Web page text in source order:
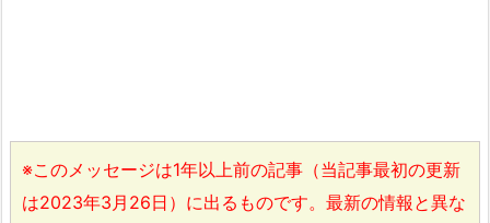
※このメッセージは1年以上前の記事（当記事最初の更新
は2023年3月26日）に出るものです。最新の情報と異な